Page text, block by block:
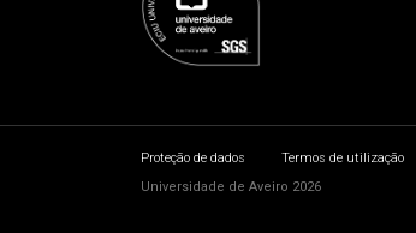
Proteção de dados Termos de utilização
Universidade de Aveiro 2026